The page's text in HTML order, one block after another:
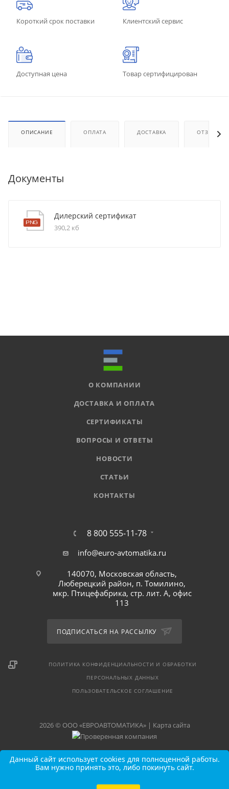
Короткий срок поставки Клиентский сервис
Доступная цена Товар сертифицирован
ОПИСАНИЕ ОПЛАТА ДОСТАВКА ОТЗЫВЫ
Документы
Дилерский сертификат
390,2 кб
О КОМПАНИИ
ДОСТАВКА И ОПЛАТА
СЕРТИФИКАТЫ
ВОПРОСЫ И ОТВЕТЫ
НОВОСТИ
СТАТЬИ
КОНТАКТЫ
8 800 555-11-78
info@euro-avtomatika.ru
140070, Московская область,
Люберецкий район, п. Томилино,
мкр. Птицефабрика, стр. лит. А, офис
113
ПОДПИСАТЬСЯ НА РАССЫЛКУ
ПОЛИТИКА КОНФИДЕНЦИАЛЬНОСТИ И ОБРАБОТКИ
ПЕРСОНАЛЬНЫХ ДАННЫХ
ПОЛЬЗОВАТЕЛЬСКОЕ СОГЛАШЕНИЕ
2026 © ООО «ЕВРОАВТОМАТИКА» | Карта сайта
Данный сайт использует cookies для полноценной работы.
Вам нужно принять это, либо покинуть сайт.